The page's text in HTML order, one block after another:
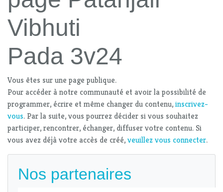
Vibhuti
Pada 3v24
Vous êtes sur une page publique.
Pour accéder à notre communauté et avoir la possibilité de
programmer, écrire et même changer du contenu,inscrivez-
vous. Par la suite, vous pourrez décider si vous souhaitez
participer, rencontrer, échanger, diffuser votre contenu. Si
vous avez déjà votre accès de créé,veuillez vous connecter.
Nos partenaires